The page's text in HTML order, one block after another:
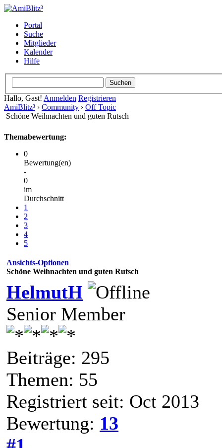
Portal
Suche
Mitglieder
Kalender
Hilfe
Hallo, Gast! Anmelden Registrieren
AmiBlitz³ › Community › Off Topic
Schöne Weihnachten und guten Rutsch
Themabewertung:
0
Bewertung(en)
-
0
im
Durchschnitt
1
2
3
4
5
Ansichts-Optionen
Schöne Weihnachten und guten Rutsch
HelmutH
Senior Member
Beiträge: 295
Themen: 55
Registriert seit: Oct 2013
Bewertung: 13